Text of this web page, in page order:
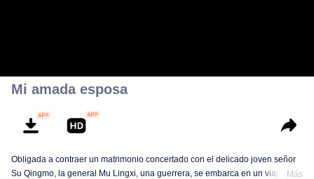
Mi amada esposa
Obligada a contraer un matrimonio concertado con el delicado joven señor
Su Qingmo, la general Mu Lingxi, una guerrera, se embarca en un viaje
Más